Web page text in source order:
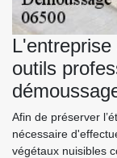
outils
Afin de préserver
nécessaire
végétaux nuisibles